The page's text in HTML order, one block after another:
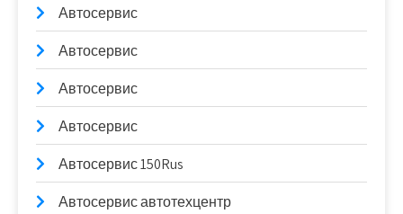
Автосервис
Автосервис
Автосервис
Автосервис
Автосервис 150Rus
Автосервис автотехцентр